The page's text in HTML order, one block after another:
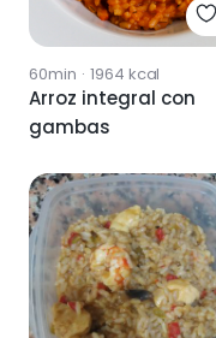
60min · 1964 kcal
Arroz integral con
gambas